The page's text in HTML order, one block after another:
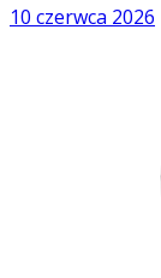
10 czerwca 2026